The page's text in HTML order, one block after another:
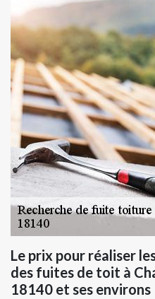
Le prix pour réaliser
des fuites de toit à
18140 et ses environs